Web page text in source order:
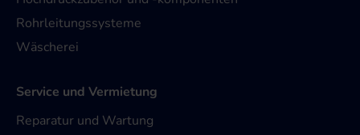
Rohrleitungssysteme
Wäscherei
Service und Vermietung
Reparatur und Wartung